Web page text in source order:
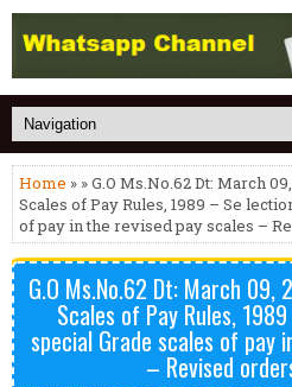
Home » » G.O Ms.No.62 Dt: March
Scales of Pay Rules, 1989 – Se
of pay in the revised pay scales –
G.O Ms.No.62 Dt: March 09,
Scales of Pay Rules,
special Grade scales of pay
– Revised